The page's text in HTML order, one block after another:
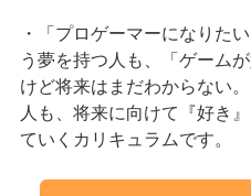
「プロゲーマーになりた
う夢を持つ人も、「ゲーム
けど将来はまだわからない
人も、将来に向けて『好き
ていくカリキュラムです。